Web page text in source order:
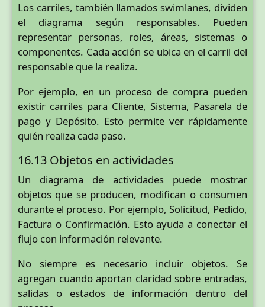
Los carriles, también llamados swimlanes, dividen
el diagrama según responsables. Pueden
representar personas, roles, áreas, sistemas o
componentes. Cada acción se ubica en el carril del
responsable que la realiza.
Por ejemplo, en un proceso de compra pueden
existir carriles para Cliente, Sistema, Pasarela de
pago y Depósito. Esto permite ver rápidamente
quién realiza cada paso.
16.13 Objetos en actividades
Un diagrama de actividades puede mostrar
objetos que se producen, modifican o consumen
durante el proceso. Por ejemplo, Solicitud, Pedido,
Factura o Confirmación. Esto ayuda a conectar el
flujo con información relevante.
No siempre es necesario incluir objetos. Se
agregan cuando aportan claridad sobre entradas,
salidas o estados de información dentro del